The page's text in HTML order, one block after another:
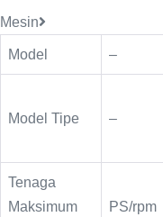
Mesin
Model –
Model Tipe –
Tenaga
Maksimum
PS/rpm